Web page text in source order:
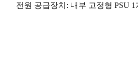
전원 공급장치 : 내부 고정형 PSU 1